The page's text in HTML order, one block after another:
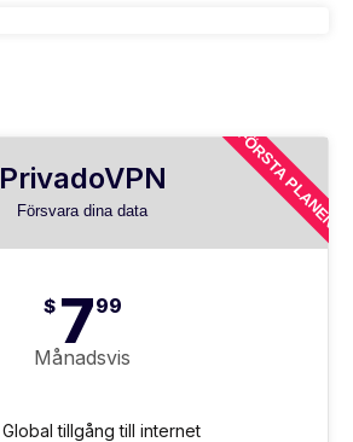
PrivadoVPN
Försvara dina data
$ 799
Månadsvis
Global tillgång till internet
FÖRSTA PLANEN